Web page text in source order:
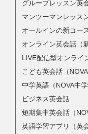
グループレッスン英
マンツーマンレッス
オールインの新コー
オンライン英会話（
LIVE配信型オンライ
こども英会話（
中学英語（NOVA中学
ビジネス英会話
短期集中英会話（
英語学習アプリ（英